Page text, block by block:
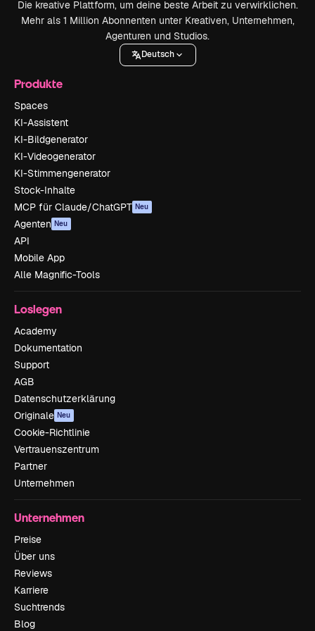
Die kreative Plattform, um deine beste Arbeit zu verwirklichen.
Mehr als 1 Million Abonnenten unter Kreativen, Unternehmen,
Agenturen und Studios.
Deutsch
Produkte
Spaces
KI-Assistent
KI-Bildgenerator
KI-Videogenerator
KI-Stimmengenerator
Stock-Inhalte
MCP für Claude/ChatGPT Neu
Agenten Neu
API
Mobile App
Alle Magnific-Tools
Loslegen
Academy
Dokumentation
Support
AGB
Datenschutzerklärung
Originale Neu
Cookie-Richtlinie
Vertrauenszentrum
Partner
Unternehmen
Unternehmen
Preise
Über uns
Reviews
Karriere
Suchtrends
Blog